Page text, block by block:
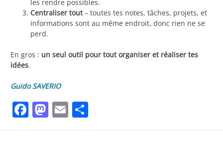
les rendre possibles.
Centraliser tout– toutes tes notes, tâches, projets, et
informations sont au même endroit, donc rien ne se
perd.
En gros : un seul outil pour tout organiser et réaliser tes
idées.
Guido SAVERIO
Facebook
Mastodon
Email